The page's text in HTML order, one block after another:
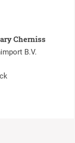
Cherniss
B.V.